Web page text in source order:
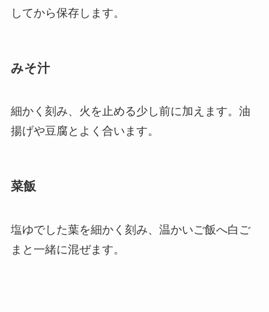
してから保存します。
みそ汁
細かく刻み、火を止める少し前に加えます。油
揚げや豆腐とよく合います。
菜飯
塩ゆでした葉を細かく刻み、温かいご飯へ白ご
まと一緒に混ぜます。